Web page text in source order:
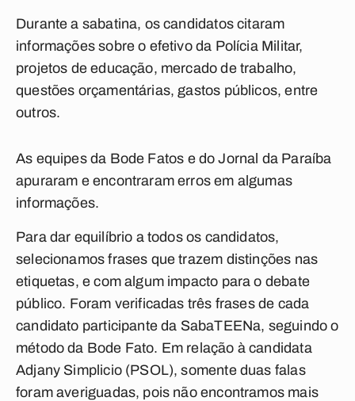
Durante a sabatina, os candidatos citaram
informações sobre o efetivo da Polícia Militar,
projetos de educação, mercado de trabalho,
questões orçamentárias, gastos públicos, entre
outros.
As equipes da Bode Fatos e doJornal da Paraíba
apuraram e encontraram erros em algumas
informações.
Para dar equilíbrio a todos os candidatos,
selecionamos frases que trazem distinções nas
etiquetas, e com algum impacto para o debate
público. Foram verificadas três frases de cada
candidato participante da SabaTEENa, seguindo o
método da Bode Fato. Em relação à candidata
Adjany Simplicio (PSOL), somente duas falas
foram averiguadas, pois não encontramos mais